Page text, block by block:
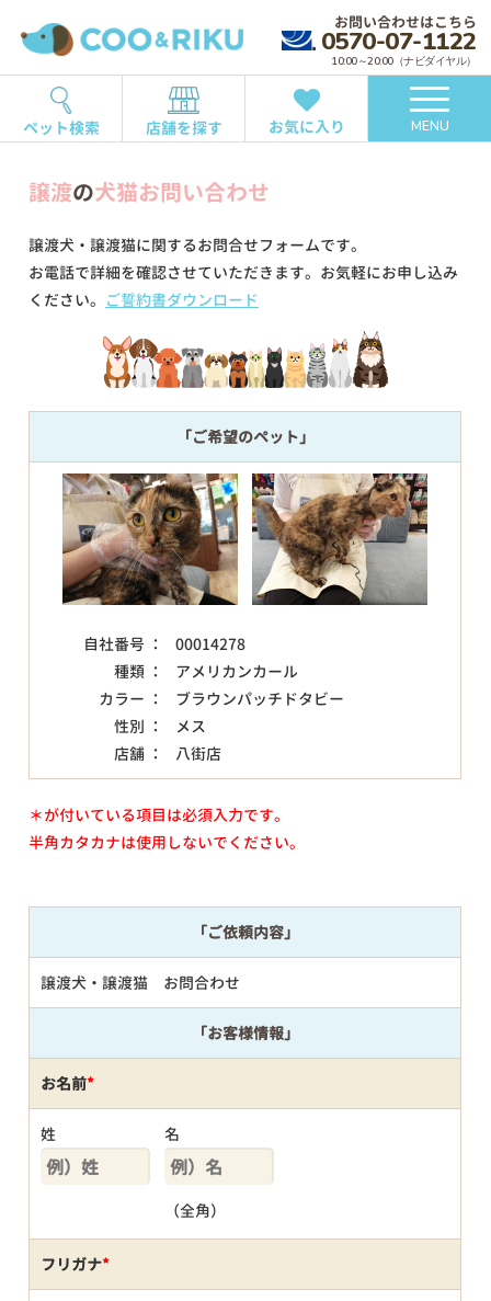
お問い合わせはこちら
0570-07-1122
10:00～20:00（ナビダイヤル）
ペット検索 店舗を探す お気に入り MENU
譲渡の犬猫お問い合わせ
譲渡犬・譲渡猫に関するお問合せフォームです。
お電話で詳細を確認させていただきます。お気軽にお申し込み
ください。 ご誓約書ダウンロード
「ご希望のペット」
自社番号 ：
00014278
種類 ：
アメリカンカール
カラー ：
ブラウンパッチドタビー
性別 ：
メス
店舗 ：
八街店
＊が付いている項目は必須入力です。
半角カタカナは使用しないでください。
「ご依頼内容」
譲渡犬・譲渡猫 お問合わせ
「お客様情報」
お名前*
姓 名
（全角）
フリガナ*